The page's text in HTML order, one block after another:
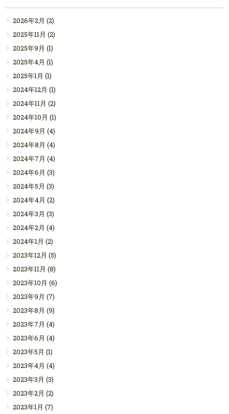
2026年2月 (2)
2025年11月 (2)
2025年9月 (1)
2025年4月 (1)
2025年1月 (1)
2024年12月 (1)
2024年11月 (2)
2024年10月 (1)
2024年9月 (4)
2024年8月 (4)
2024年7月 (4)
2024年6月 (3)
2024年5月 (3)
2024年4月 (2)
2024年3月 (3)
2024年2月 (4)
2024年1月 (2)
2023年12月 (5)
2023年11月 (8)
2023年10月 (6)
2023年9月 (7)
2023年8月 (9)
2023年7月 (4)
2023年6月 (4)
2023年5月 (1)
2023年4月 (4)
2023年3月 (3)
2023年2月 (2)
2023年1月 (7)